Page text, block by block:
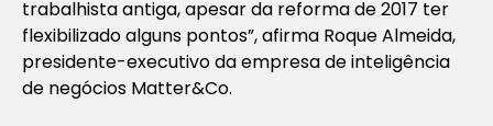
trabalhista antiga, apesar da reforma de 2017 ter
flexibilizado alguns pontos”, afirma Roque Almeida,
presidente-executivo da empresa de inteligência
de negócios Matter&Co.